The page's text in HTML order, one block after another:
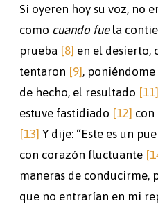
Si oyeren hoy su voz, no
como cuando fuela
prueba [8] en el desierto,
tentaron [9], poniéndome
de hecho, el resultado [11]
estuve fastidiado [12] con
[13] Y dije: “Este es un
con corazón fluctuante
maneras de conducirme,
que no entrarían en mi